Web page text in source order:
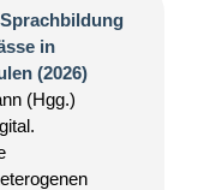
in
(2026)
(Hgg.)